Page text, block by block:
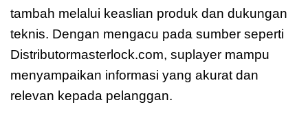
tambah melalui keaslian produk dan dukungan
teknis. Dengan mengacu pada sumber seperti
Distributormasterlock.com, suplayer mampu
menyampaikan informasi yang akurat dan
relevan kepada pelanggan.